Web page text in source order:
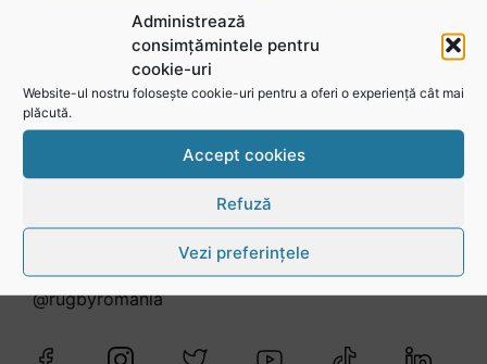
Administrează
consimțămintele pentru
cookie-uri
Website-ul nostru folosește cookie-uri pentru a oferi o experiență cât mai
plăcută.
Accept cookies
Refuză
Vezi preferințele
Urmărește-ne în social media
@rugbyromania